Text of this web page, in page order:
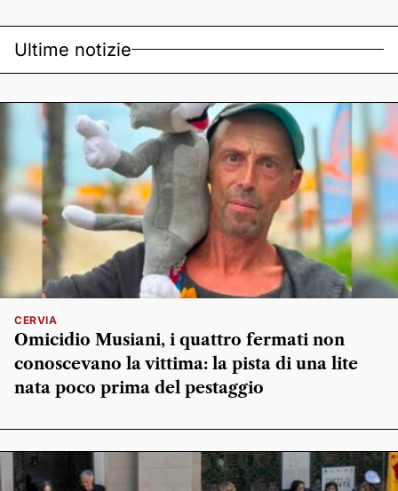
Ultime notizie
CERVIA
Omicidio Musiani, i quattro fermati non
conoscevano la vittima: la pista di una lite
nata poco prima del pestaggio